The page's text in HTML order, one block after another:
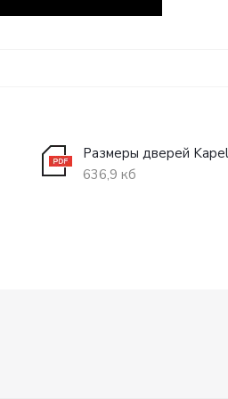
Размеры дверей
636,9 кб